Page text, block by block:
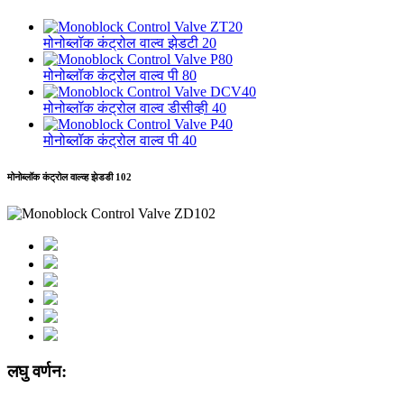
मोनोब्लॉक कंट्रोल वाल्व झेडटी 20
मोनोब्लॉक कंट्रोल वाल्व पी 80
मोनोब्लॉक कंट्रोल वाल्व डीसीव्ही 40
मोनोब्लॉक कंट्रोल वाल्व पी 40
मोनोब्लॉक कंट्रोल वाल्व्ह झेडडी 102
लघु वर्णन: